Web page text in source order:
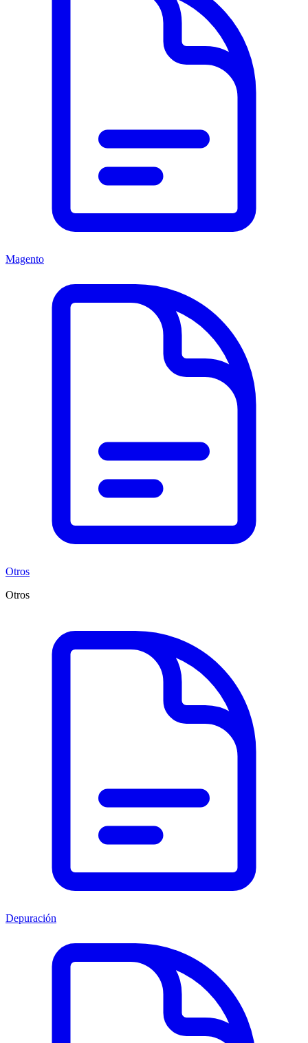
Magento
Otros
Otros
Depuración